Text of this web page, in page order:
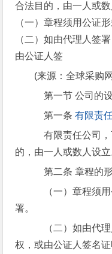
合法目的，由一人或
（一）章程须用公证
（二）如由代理人签
由公证人签
(来源：全球采购
第一节 公司的
第一条有限责
有限责任公司，
的，由一人或数人设立
第二条 章程的
（一）章程须用
署。
（二）如由代理
权，或由公证人签名证